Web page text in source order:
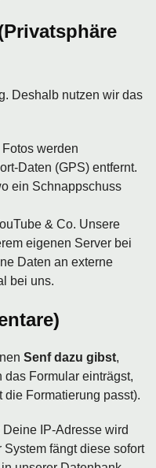
Deshalb nutzen wir das
werden
Daten (GPS) entfernt.
ein Schnappschuss
& Co. Unsere
eigenen Server bei
Daten an externe
bei uns.
Senf dazu gibst,
Formular einträgst,
Formatierung passt).
Deine IP-Adresse wird
fängt diese sofort